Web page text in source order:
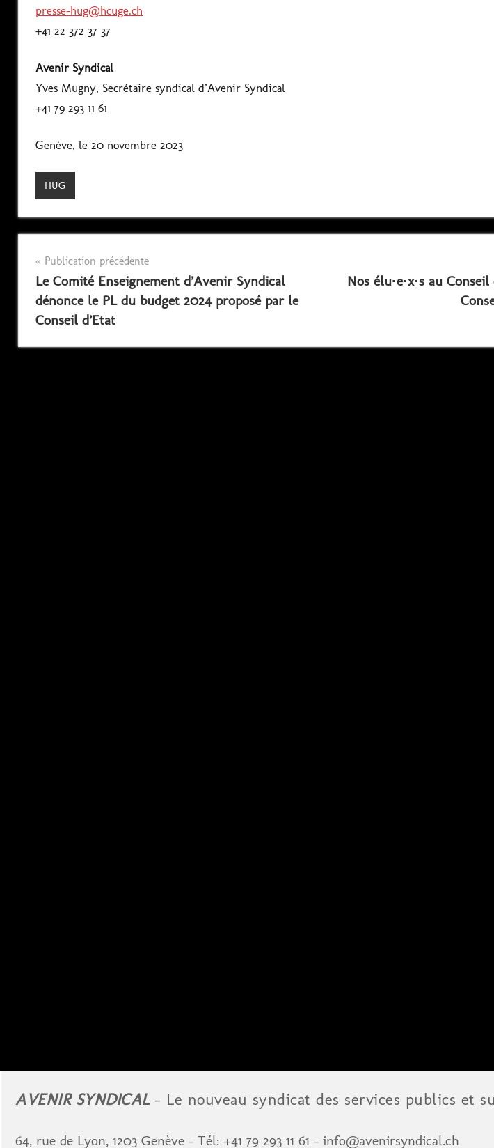
presse-hug@hcuge.ch
+41 22 372 37 37
Avenir Syndical
Yves Mugny, Secrétaire syndical d’Avenir Syndical
+41 79 293 11 61
Genève, le 20 novembre 2023
HUG
Navigation
de
l’article
Publication précédente
Le Comité Enseignement d’Avenir Syndical
dénonce le PL du budget 2024 proposé par le
Conseil d’Etat
Nos élu·e·x·s au
AVENIR SYNDICAL- Le nouveau syndicat des services publics et
64, rue de Lyon, 1203 Genève - Tél: +41 79 293 11 61 - info@avenirsyndical.ch